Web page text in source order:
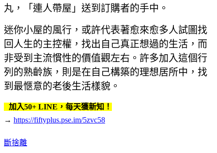
丸，「連人帶屋」送到訂購者的手中。
迷你小屋的風行，或許代表著愈來愈多人試圖找
回人生的主控權，找出自己真正想過的生活，而
非受到主流慣性的價值觀左右。許多加入這個行
列的熟齡族，則是在自己構築的理想居所中，找
到最愜意的老後生活樣貌。
加入50+ LINE，每天獲新知！
→ https://fiftyplus.pse.im/5zvc58
斷捨離